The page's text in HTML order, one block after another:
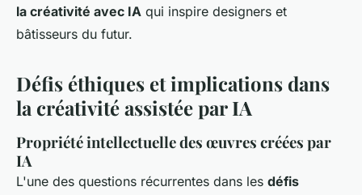
la créativité avec IA qui inspire designers et
bâtisseurs du futur.
Défis éthiques et implications dans
la créativité assistée par IA
Propriété intellectuelle des œuvres créées par
IA
L'une des questions récurrentes dans les défis